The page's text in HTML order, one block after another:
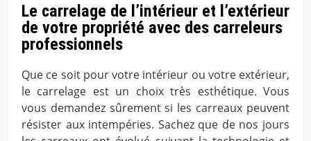
Le carrelage de l’intérieur et l’extérieur
de votre propriété avec des carreleurs
professionnels
Que ce soit pour votre intérieur ou votre extérieur,
le carrelage est un choix très esthétique. Vous
vous demandez sûrement si les carreaux peuvent
résister aux intempéries. Sachez que de nos jours